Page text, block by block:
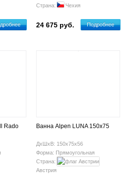
Страна:
Чехия
24 675 руб. Подробнее
Rado
Ванна Alpen LUNA 150x75
ДхШхВ: 150х75х56
Форма: Прямоугольная
Страна:
Австрия